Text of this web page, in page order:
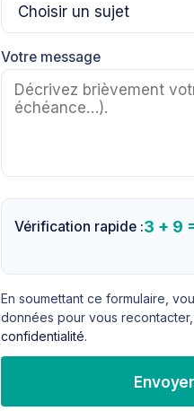
Votre message
Vérification rapide :3 + 9
En soumettant ce formulaire,
données pour vous
confidentialité.